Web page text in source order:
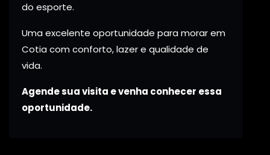
do esporte.
Uma excelente oportunidade para morar em
Cotia com conforto, lazer e qualidade de
vida.
Agende sua visita e venha conhecer essa
oportunidade.